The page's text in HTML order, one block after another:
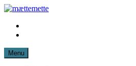
Spring
indhold
mættemette
Menu